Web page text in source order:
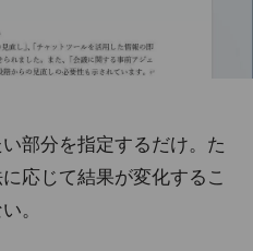
部分を指定するだけ。た
応じて結果が変化するこ
。